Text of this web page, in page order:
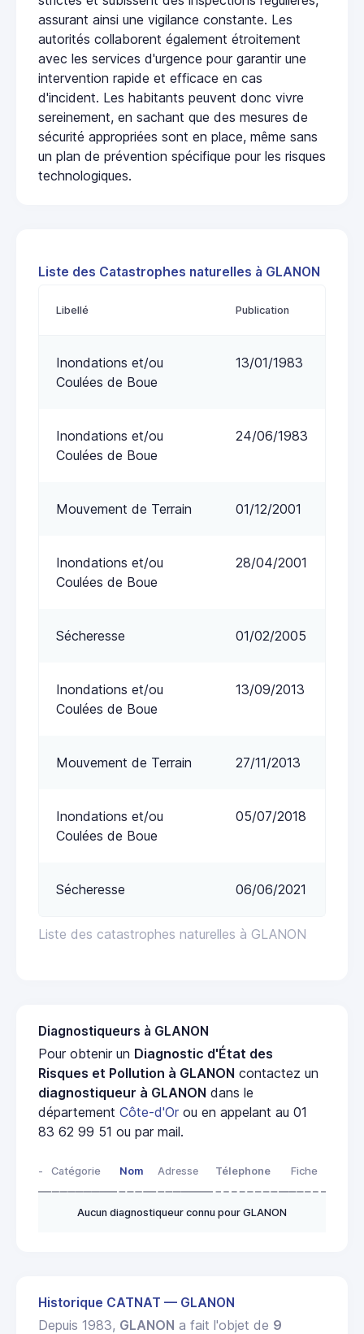
assurant ainsi une vigilance constante. Les
autorités collaborent également étroitement
avec les services d'urgence pour garantir une
intervention rapide et efficace en cas
d'incident. Les habitants peuvent donc vivre
sereinement, en sachant que des mesures de
sécurité appropriées sont en place, même sans
un plan de prévention spécifique pour les risques
technologiques.
Liste des Catastrophes naturelles à GLANON
Liste des catastrophes naturelles à GLANON
Libellé Publication
Inondations et/ou
Coulées de Boue
13/01/1983
Inondations et/ou
Coulées de Boue
24/06/1983
Mouvement de Terrain 01/12/2001
Inondations et/ou
Coulées de Boue
28/04/2001
Sécheresse 01/02/2005
Inondations et/ou
Coulées de Boue
13/09/2013
Mouvement de Terrain 27/11/2013
Inondations et/ou
Coulées de Boue
05/07/2018
Sécheresse 06/06/2021
Diagnostiqueurs à GLANON
Pour obtenir un Diagnostic d'État des
Risques et Pollution à GLANON contactez un
diagnostiqueur à GLANON dans le
département Côte-d'Or ou en appelant au 01
83 62 99 51 ou par mail.
- Catégorie Nom Adresse Télephone Fiche
Aucun diagnostiqueur connu pour GLANON
Historique CATNAT — GLANON
Depuis 1983, GLANON a fait l'objet de 9